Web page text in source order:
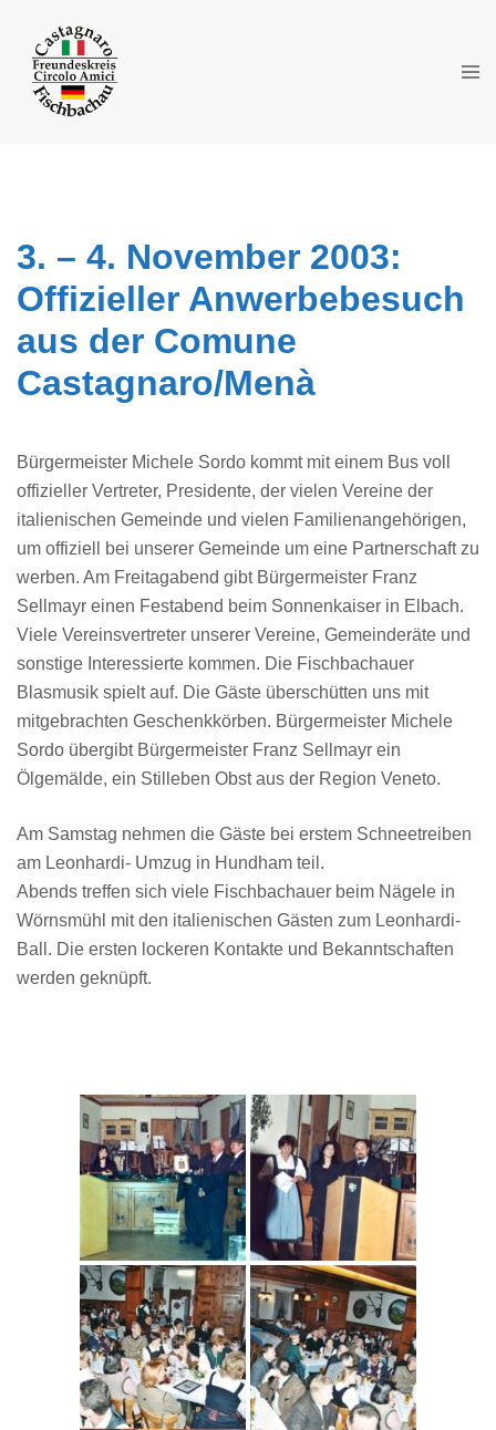
Inhalt
springen
3. – 4. November 2003:
Offizieller Anwerbebesuch
aus der Comune
Castagnaro/Menà
Bürgermeister Michele Sordo kommt mit einem Bus voll
offizieller Vertreter, Presidente, der vielen Vereine der
italienischen Gemeinde und vielen Familienangehörigen,
um offiziell bei unserer Gemeinde um eine Partnerschaft zu
werben. Am Freitagabend gibt Bürgermeister Franz
Sellmayr einen Festabend beim Sonnenkaiser in Elbach.
Viele Vereinsvertreter unserer Vereine, Gemeinderäte und
sonstige Interessierte kommen. Die Fischbachauer
Blasmusik spielt auf. Die Gäste überschütten uns mit
mitgebrachten Geschenkkörben. Bürgermeister Michele
Sordo übergibt Bürgermeister Franz Sellmayr ein
Ölgemälde, ein Stilleben Obst aus der Region Veneto.
Am Samstag nehmen die Gäste bei erstem Schneetreiben
am Leonhardi- Umzug in Hundham teil.
Abends treffen sich viele Fischbachauer beim Nägele in
Wörnsmühl mit den italienischen Gästen zum Leonhardi-
Ball. Die ersten lockeren Kontakte und Bekanntschaften
werden geknüpft.